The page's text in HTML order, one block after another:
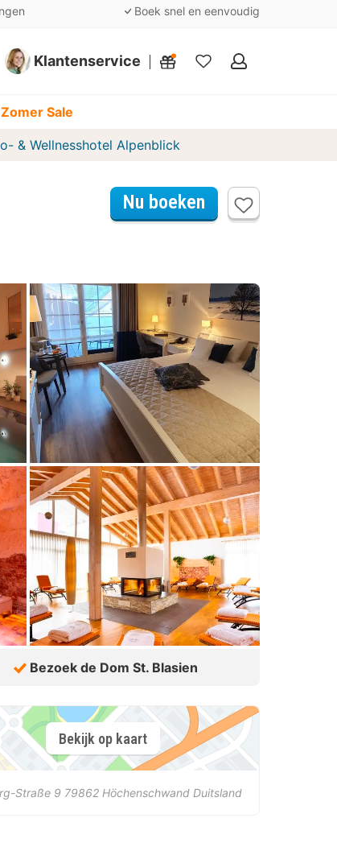
Boek snel en eenvoudig
Klantenservice
Mijn
Sale
& Wellnesshotel Alpenblick
Nu boeken
Bezoek de Dom St. Blasien
Bekijk op kaart
Straße 9 79862 Höchenschwand Duitsland